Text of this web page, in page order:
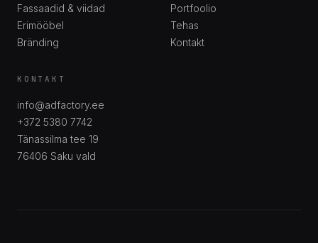
Fassaadid & viidad
Erimööbel
Bränding
Portfoolio
Tehas
Kontakt
KONTAKT
info@adfactory.ee
+372 5380 7742
Tänassilma tee 19
76406 Saku vald